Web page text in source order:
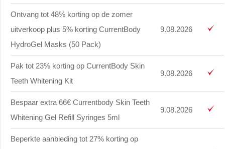
Ontvang tot 48% korting op de zomer
uitverkoop plus 5% korting CurrentBody
HydroGel Masks (50 Pack)
9.08.2026
Pak tot 23% korting op CurrentBody Skin
Teeth Whitening Kit
9.08.2026
Bespaar extra 66€ Currentbody Skin Teeth
Whitening Gel Refill Syringes 5ml
9.08.2026
Beperkte aanbieding tot 27% korting op